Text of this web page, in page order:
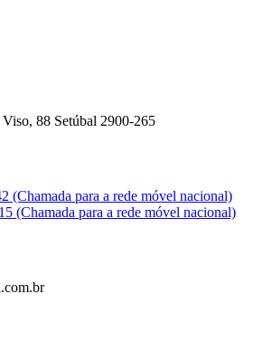
88 Setúbal 2900-265
(Chamada para a rede móvel nacional)
(Chamada para a rede móvel nacional)